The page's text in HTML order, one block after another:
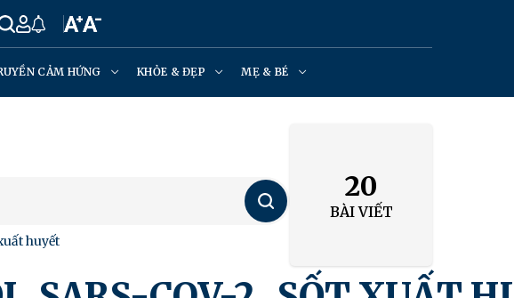
CẢM HỨNG KHỎE & ĐẸP MẸ & BÉ
Tìm
kiếm
huyết
20
BÀI VIẾT